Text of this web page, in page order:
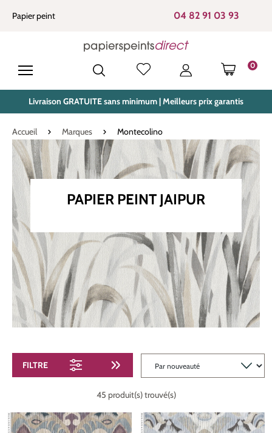
principal
Papier peint 04 82 91 03 93
0
LE
Livraison GRATUITE sans minimum | Meilleurs prix garantis
Accueil Marques Montecolino
PAPIER PEINT JAIPUR
FILTRE
45 produit(s) trouvé(s)